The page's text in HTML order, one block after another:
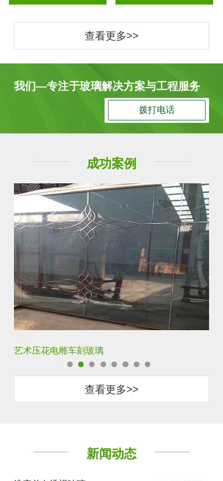
查看更多>>
我们—专注于玻璃解决方案与工程服务
拨打电话
成功案例
菱形镜面酒店车刻玻璃
查看更多>>
新闻动态